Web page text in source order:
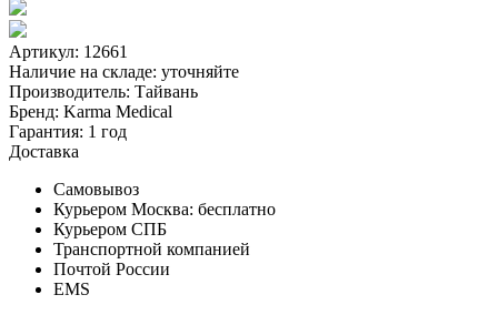
Артикул: 12661
Наличие на складе: уточняйте
Производитель: Тайвань
Бренд: Karma Medical
Гарантия: 1 год
Доставка
Самовывоз
Курьером Москва: бесплатно
Курьером СПБ
Транспортной компанией
Почтой России
EMS